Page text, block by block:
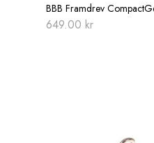
BBB Framdrev
649.00 kr